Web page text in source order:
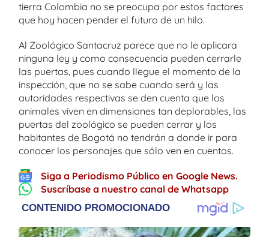
tierra Colombia no se preocupa por estos factores
que hoy hacen pender el futuro de un hilo.
Al Zoológico Santacruz parece que no le aplicara
ninguna ley y como consecuencia pueden cerrarle
las puertas, pues cuando llegue el momento de la
inspección, que no se sabe cuando será y las
autoridades respectivas se den cuenta que los
animales viven en dimensiones tan deplorables, las
puertas del zoológico se pueden cerrar y los
habitantes de Bogotá no tendrán a donde ir para
conocer los personajes que sólo ven en cuentos.
Siga a Periodismo Público en Google News.
Suscríbase a nuestro canal de Whatsapp